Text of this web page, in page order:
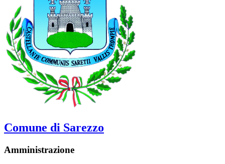
Comune di Sarezzo
Amministrazione